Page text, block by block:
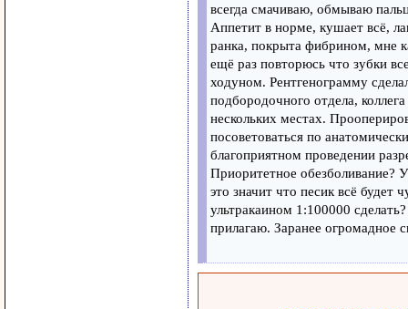
всегда смачиваю, обмываю
Аппетит в норме, кушает всё,
ранка, покрыта фибрином, мне
ещё раз повторюсь что зубки
ходуном. Рентгенограмму
подбородочного отдела,
нескольких местах.
посоветоваться по
благоприятном проведении
Приоритетное обезболивание?
это значит что песик всё
ультракаином 1:100000
прилагаю. Заранее огромадное